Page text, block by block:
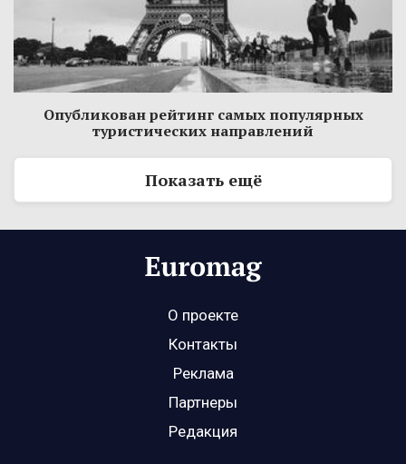
Опубликован рейтинг самых популярных
туристических направлений
Показать ещё
О проекте
Контакты
Реклама
Партнеры
Редакция